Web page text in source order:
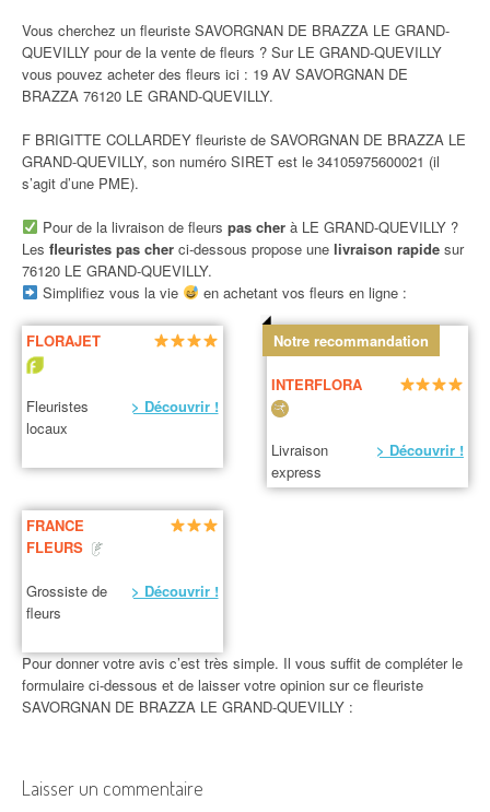
Vous cherchez un fleuriste SAVORGNAN DE BRAZZA LE GRAND-
QUEVILLY pour de la vente de fleurs ? Sur LE GRAND-QUEVILLY
vous pouvez acheter des fleurs ici : 19 AV SAVORGNAN DE
BRAZZA 76120 LE GRAND-QUEVILLY.
F BRIGITTE COLLARDEY fleuriste de SAVORGNAN DE BRAZZA LE
GRAND-QUEVILLY, son numéro SIRET est le 34105975600021 (il
s’agit d’une PME).
Pour de la livraison de fleurs pas cherà LE GRAND-QUEVILLY ?
Les fleuristes pas cher ci-dessous propose une livraison rapide sur
76120 LE GRAND-QUEVILLY.
Simplifiez vous la vie
en achetant vos fleurs en ligne :
FLORAJET
Fleuristes
locaux
> Découvrir !
Notre recommandation
INTERFLORA
Livraison
express
> Découvrir !
FRANCE
FLEURS
Grossiste de
fleurs
> Découvrir !
Pour donner votre avis c’est très simple. Il vous suffit de compléter le
formulaire ci-dessous et de laisser votre opinion sur ce fleuriste
SAVORGNAN DE BRAZZA LE GRAND-QUEVILLY :
Laisser un commentaire